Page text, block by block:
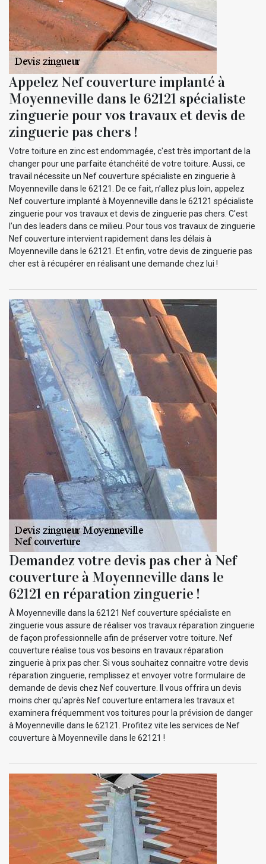
Appelez Nef couverture implanté à
Moyenneville dans le 62121 spécialiste
zinguerie pour vos travaux et devis de
zinguerie pas chers !
Votre toiture en zinc est endommagée, c'est très important de la
changer pour une parfaite étanchéité de votre toiture. Aussi, ce
travail nécessite un Nef couverture spécialiste en zinguerie à
Moyenneville dans le 62121. De ce fait, n’allez plus loin, appelez
Nef couverture implanté à Moyenneville dans le 62121 spécialiste
zinguerie pour vos travaux et devis de zinguerie pas chers. C'est
l’un des leaders dans ce milieu. Pour tous vos travaux de zinguerie
Nef couverture intervient rapidement dans les délais à
Moyenneville dans le 62121. Et enfin, votre devis de zinguerie pas
cher est à récupérer en réalisant une demande chez lui !
Demandez votre devis pas cher à Nef
couverture à Moyenneville dans le
62121 en réparation zinguerie !
À Moyenneville dans la 62121 Nef couverture spécialiste en
zinguerie vous assure de réaliser vos travaux réparation zinguerie
de façon professionnelle afin de préserver votre toiture. Nef
couverture réalise tous vos besoins en travaux réparation
zinguerie à prix pas cher. Si vous souhaitez connaitre votre devis
réparation zinguerie, remplissez et envoyer votre formulaire de
demande de devis chez Nef couverture. Il vous offrira un devis
moins cher qu’après Nef couverture entamera les travaux et
examinera fréquemment vos toitures pour la prévision de danger
à Moyenneville dans le 62121. Profitez vite les services de Nef
couverture à Moyenneville dans le 62121 !